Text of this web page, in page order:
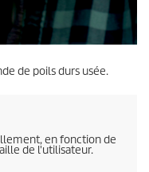
de poils durs usée.
en fonction de
de l'utilisateur.